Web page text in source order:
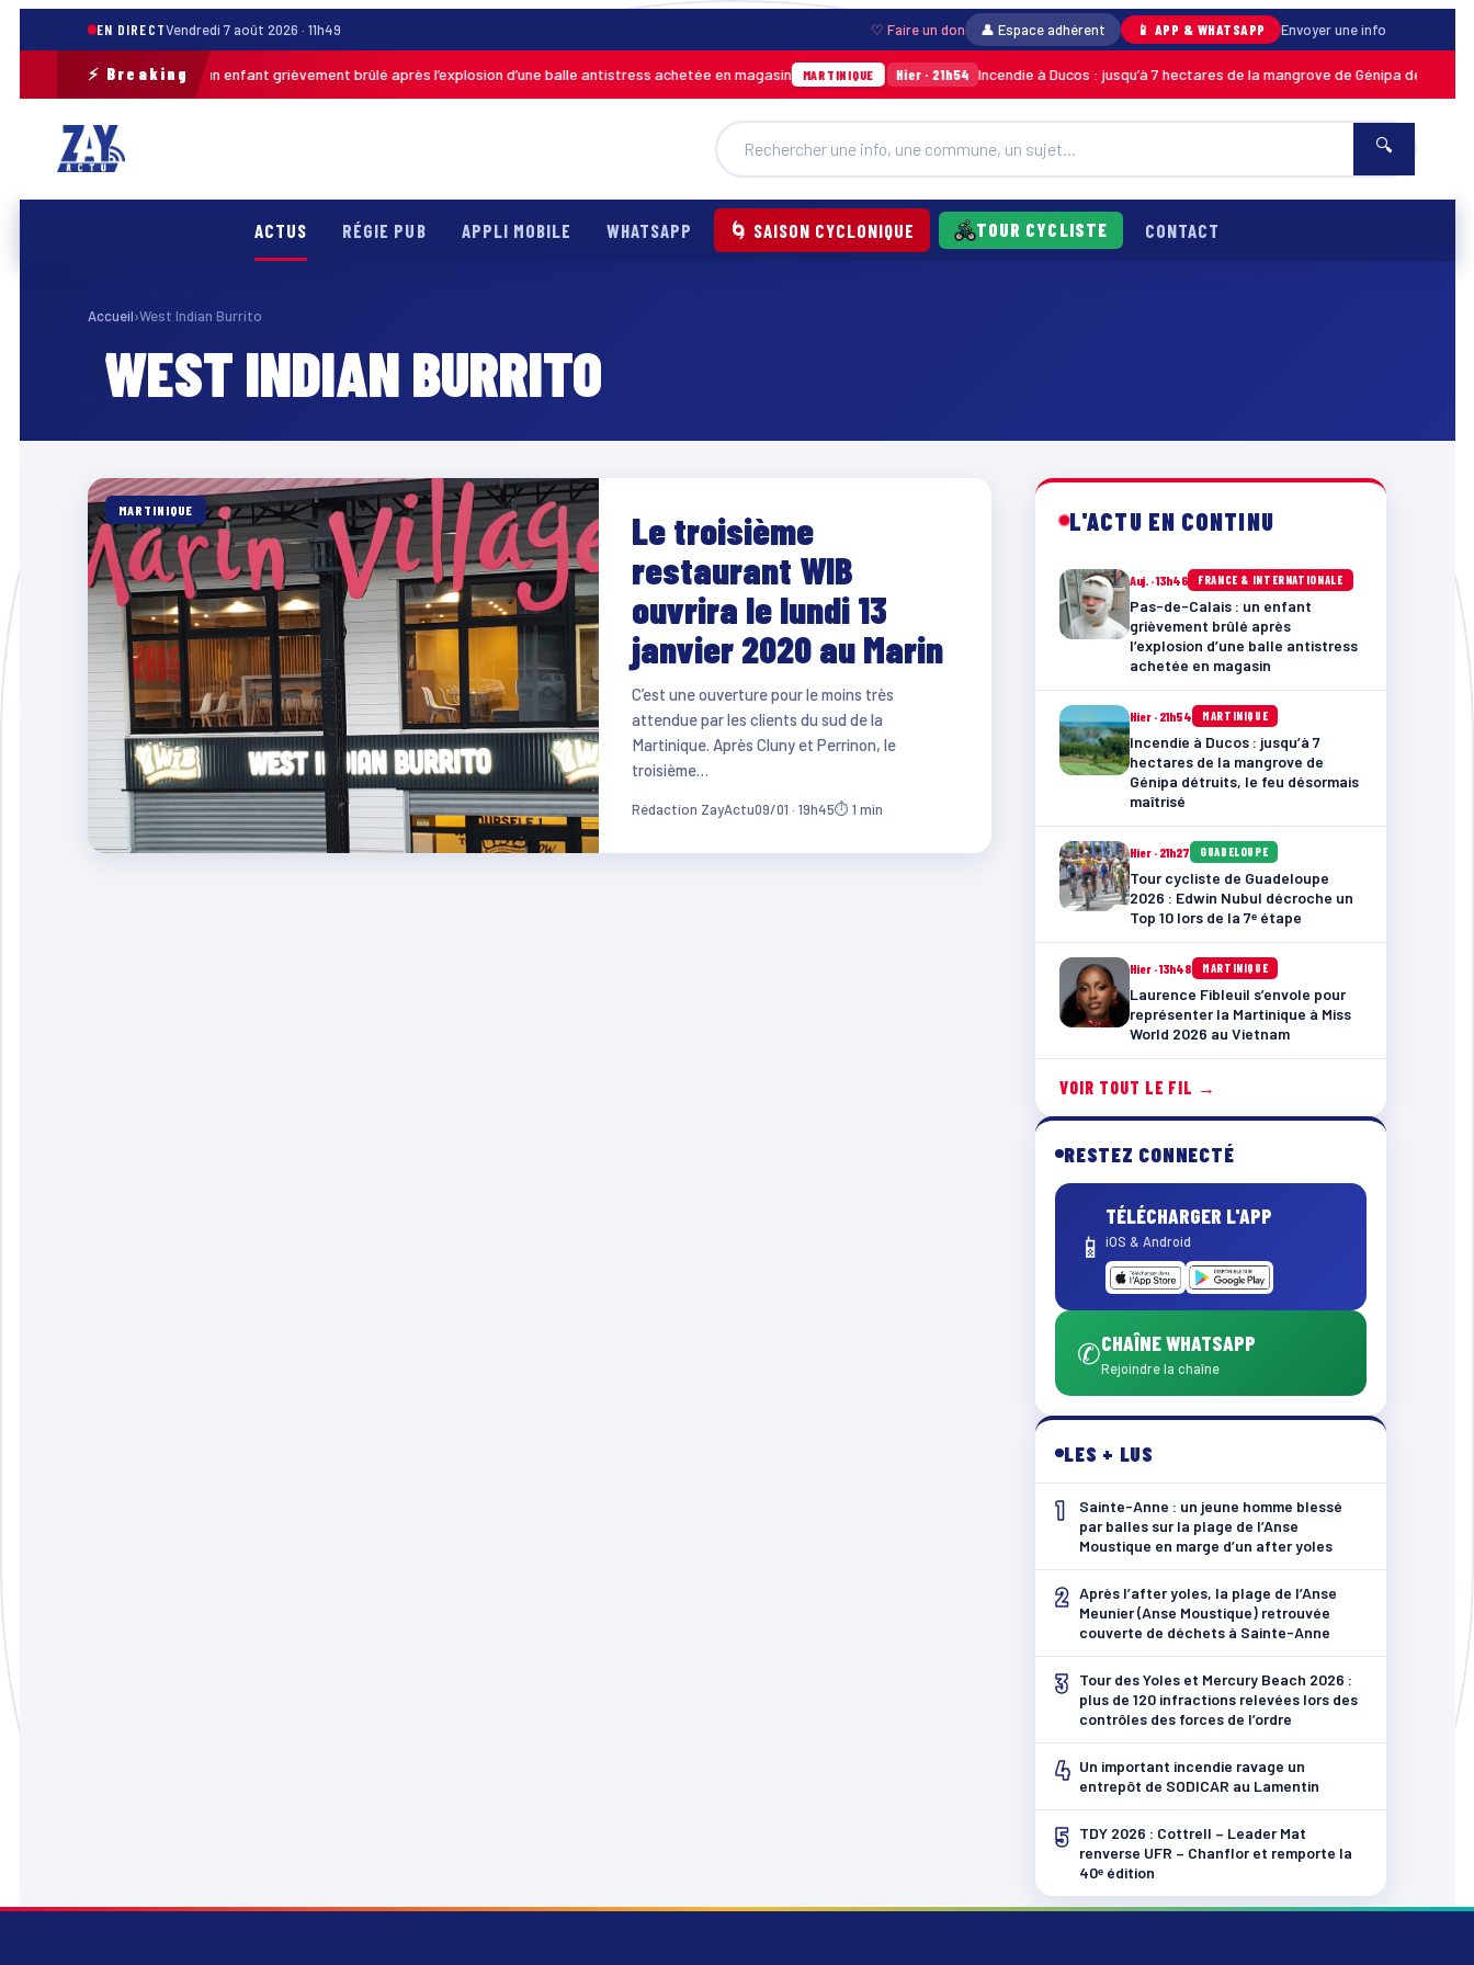
EN DIRECTVendredi 7 août 2026 · 11h49 ♡ Faire un don 👤 Espace adhérent 📱 APP & WHATSAPP Envoyer une info
⚡ Breaking
Pas-de-Calais : un enfant grièvement brûlé après l’explosion d’une balle antistress achetée en magasin MARTINIQUE Hier · 21h54 Incendie à Ducos : jusqu’à 7 hectares de la mangrove de Génipa détruits, le
🔍
ACTUS RÉGIE PUB APPLI MOBILE WHATSAPP 🌀 SAISON CYCLONIQUE TOUR CYCLISTE CONTACT
Accueil›West Indian Burrito
WEST INDIAN BURRITO
MARTINIQUE
Le troisième
restaurant WIB
ouvrira le lundi 13
janvier 2020 au Marin
C’est une ouverture pour le moins très
attendue par les clients du sud de la
Martinique. Après Cluny et Perrinon, le
troisième…
Rédaction ZayActu09/01 · 19h45⏱ 1 min
L'ACTU EN CONTINU
Auj. · 13h46 FRANCE & INTERNATIONALE
Pas-de-Calais : un enfant
grièvement brûlé après
l’explosion d’une balle antistress
achetée en magasin
Hier · 21h54 MARTINIQUE
Incendie à Ducos : jusqu’à 7
hectares de la mangrove de
Génipa détruits, le feu désormais
maîtrisé
Hier · 21h27 GUADELOUPE
Tour cycliste de Guadeloupe
2026 : Edwin Nubul décroche un
Top 10 lors de la 7ᵉ étape
Hier · 13h48 MARTINIQUE
Laurence Fibleuil s’envole pour
représenter la Martinique à Miss
World 2026 au Vietnam
VOIR TOUT LE FIL →
RESTEZ CONNECTÉ
📱
TÉLÉCHARGER L'APP
iOS & Android
✆CHAÎNE WHATSAPP
Rejoindre la chaîne
LES + LUS
1
Sainte-Anne : un jeune homme blessé
par balles sur la plage de l’Anse
Moustique en marge d’un after yoles
2 Après l’after yoles, la plage de l’Anse
Meunier (Anse Moustique) retrouvée
couverte de déchets à Sainte-Anne
3
Tour des Yoles et Mercury Beach 2026 :
plus de 120 infractions relevées lors des
contrôles des forces de l’ordre
4 Un important incendie ravage un
entrepôt de SODICAR au Lamentin
5
TDY 2026 : Cottrell – Leader Mat
renverse UFR – Chanflor et remporte la
40ᵉ édition